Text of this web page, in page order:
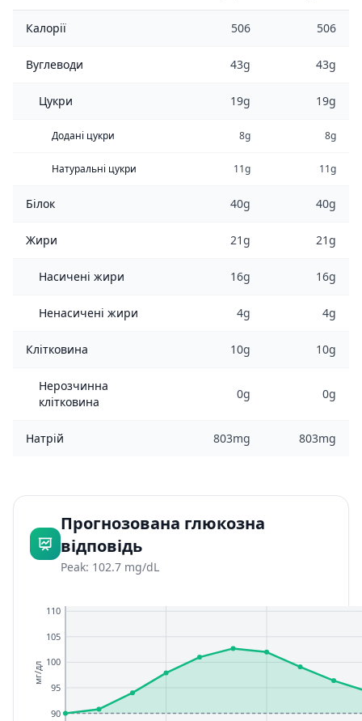
Калорії 506 506
Вуглеводи 43g 43g
Цукри 19g 19g
Додані цукри 8g 8g
Натуральні цукри 11g 11g
Білок 40g 40g
Жири 21g 21g
Насичені жири 16g 16g
Ненасичені жири 4g 4g
Клітковина 10g 10g
Нерозчинна
клітковина
0g 0g
Натрій 803mg 803mg
Прогнозована глюкозна
відповідь
Peak: 102.7 mg/dL
90
95
100
105
110
мг/дл